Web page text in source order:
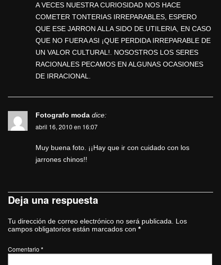
A VECES NUESTRA CURIOSIDAD NOS HACE
COMETER TONTERIAS IRREPARABLES, ESPERO
QUE ESE JARRON ALLA SIDO DE UTILERIA, EN CASO
QUE NO FUERA ASI ¡QUE PERDIDA IRREPARABLE DE
UN VALOR CULTURAL!. NOSOSTROS LOS SERES
RACIONALES PECAMOS EN ALGUNAS OCASIONES
DE IRRACIONAL.
Fotografo moda dice:
abril 16, 2010 en 16:07
Muy buena foto. ¡¡Hay que ir con cuidado con los
jarrones chinos!!
Deja una respuesta
Tu dirección de correo electrónico no será publicada.
Los
campos obligatorios están marcados con *
Comentario *